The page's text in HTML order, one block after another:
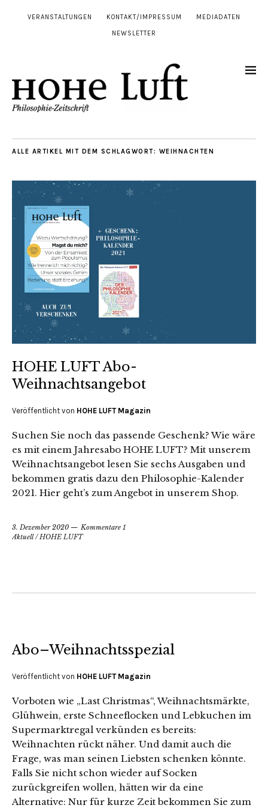
VERANSTALTUNGEN KONTAKT/IMPRESSUM MEDIADATEN
NEWSLETTER
ALLE ARTIKEL MIT DEM SCHLAGWORT: WEIHNACHTEN
HOHE LUFT Abo-
Weihnachtsangebot
Veröffentlicht von HOHE LUFT Magazin
Suchen Sie noch das passende Geschenk? Wie wäre
es mit einem Jahresabo HOHE LUFT? Mit unserem
Weihnachtsangebot lesen Sie sechs Ausgaben und
bekommen gratis dazu den Philosophie-Kalender
2021. Hier geht’s zum Angebot in unserem Shop.
3. Dezember 2020
Kommentare 1
Aktuell/HOHE LUFT
Abo–Weihnachtsspezial
Veröffentlicht von HOHE LUFT Magazin
Vorboten wie „Last Christmas“, Weihnachtsmärkte,
Glühwein, erste Schneeflocken und Lebkuchen im
Supermarktregal verkünden es bereits:
Weihnachten rückt näher. Und damit auch die
Frage, was man seinen Liebsten schenken könnte.
Falls Sie nicht schon wieder auf Socken
zurückgreifen wollen, hätten wir da eine
Alternative: Nur für kurze Zeit bekommen Sie zum